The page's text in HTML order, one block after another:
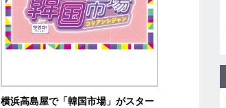
横浜高島屋で「韓国市場」がスター